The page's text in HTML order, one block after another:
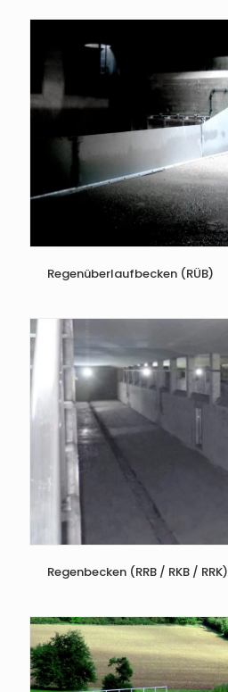
Regenüberlaufbecken (RÜB)
Regenbecken (RRB / RKB / RRK)